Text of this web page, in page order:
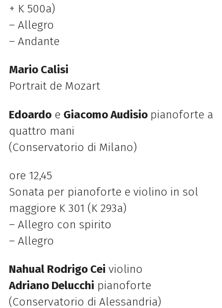
+ K 500a)
– Allegro
– Andante
Mario Calisi
Portrait de Mozart
Edoardoe Giacomo Audisio pianoforte a
quattro mani
(Conservatorio di Milano)
ore 12,45
Sonata per pianoforte e violino in sol
maggiore K 301 (K 293a)
– Allegro con spirito
– Allegro
Nahual Rodrigo Cei violino
Adriano Delucchi pianoforte
(Conservatorio di Alessandria)